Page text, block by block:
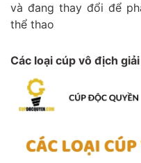
và đang thay đổi để
thể thao
Các loại cúp vô địch